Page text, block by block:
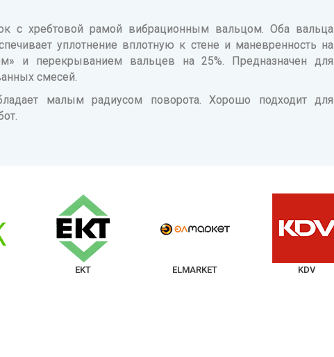
с хребтовой рамой вибрационным вальцом. Оба вальца
уплотнение вплотную к стене и маневренность на
и перекрыванием вальцев на 25%. Предназначен для
смесей.
малым радиусом поворота. Хорошо подходит для